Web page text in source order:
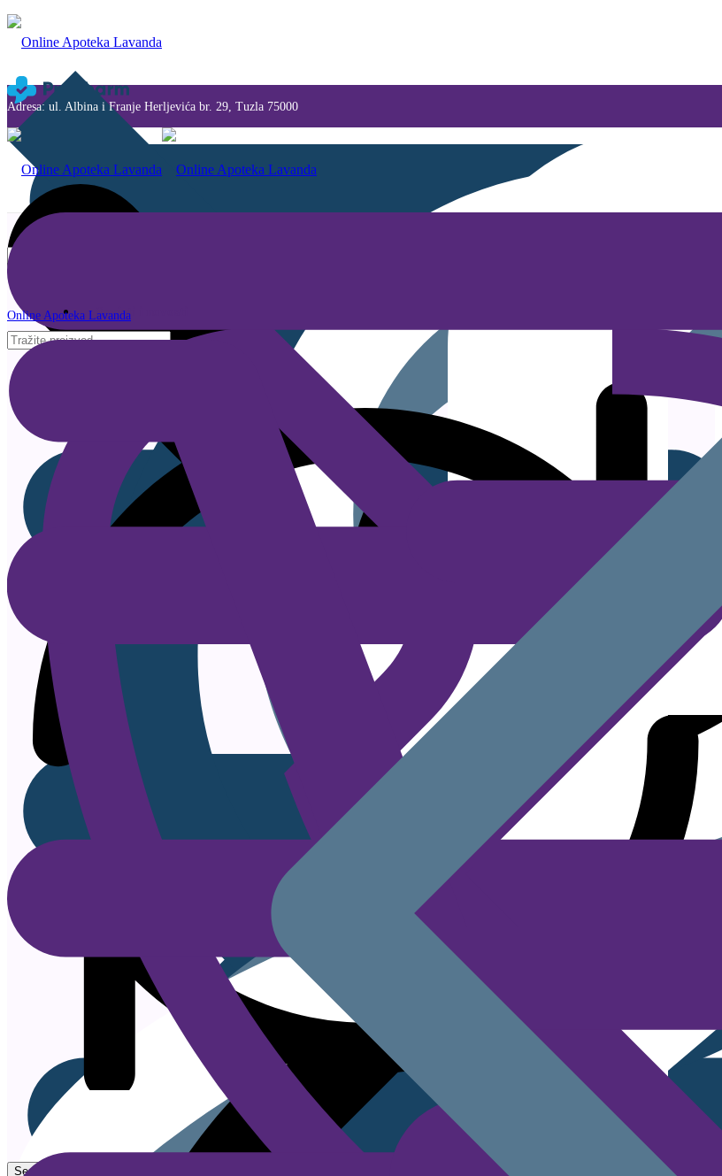
Adresa: ul. Albina i Franje Herljevića br. 29, Tuzla 75000
Savjeti i novosti
Online Apoteka Lavanda